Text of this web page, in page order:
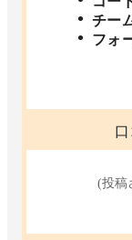
チー
フォ
(投稿